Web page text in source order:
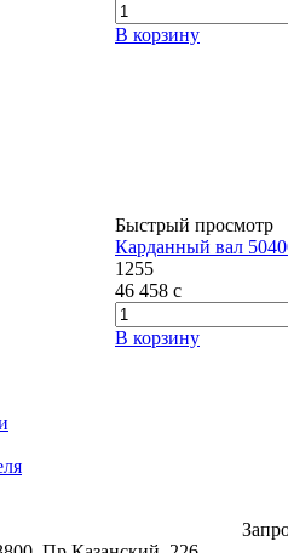
В корзину
Быстрый просмотр
Карданный вал
1255
46 458 c
В корзину